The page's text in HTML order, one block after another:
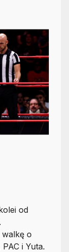
od
walkę o
i Yuta.